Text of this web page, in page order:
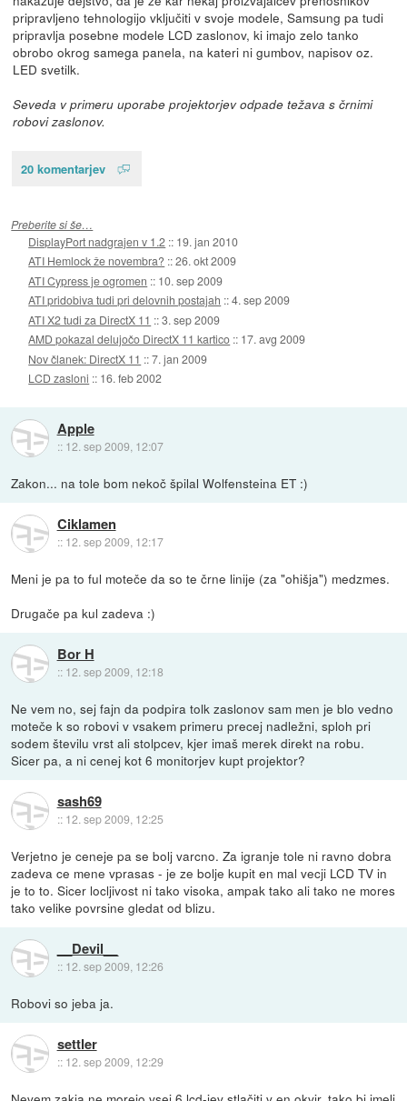
pripravljeno tehnologijo vključiti v svoje modele, Samsung pa tudi
pripravlja posebne modele LCD zaslonov, ki imajo zelo tanko
obrobo okrog samega panela, na kateri ni gumbov, napisov oz.
LED svetilk.
Seveda v primeru uporabe projektorjev odpade težava s črnimi
robovi zaslonov.
20 komentarjev
Preberite si še…
DisplayPort nadgrajen v 1.2 :: 19. jan 2010
ATI Hemlock že novembra? ::26. okt 2009
ATI Cypress je ogromen :: 10. sep 2009
ATI pridobiva tudi pri delovnih postajah ::4. sep 2009
ATI X2 tudi za DirectX 11 ::3. sep 2009
AMD pokazal delujočo DirectX 11 kartico :: 17. avg 2009
Nov članek: DirectX 11 ::7. jan 2009
LCD zasloni :: 16. feb 2002
Apple
:: 12. sep 2009, 12:07
Zakon... na tole bom nekoč špilal Wolfensteina ET :)
Ciklamen
:: 12. sep 2009, 12:17
Meni je pa to ful moteče da so te črne linije (za "ohišja") medzmes.
Drugače pa kul zadeva :)
Bor H
:: 12. sep 2009, 12:18
Ne vem no, sej fajn da podpira tolk zaslonov sam men je blo vedno
moteče k so robovi v vsakem primeru precej nadležni, sploh pri
sodem številu vrst ali stolpcev, kjer imaš merek direkt na robu.
Sicer pa, a ni cenej kot 6 monitorjev kupt projektor?
sash69
:: 12. sep 2009, 12:25
Verjetno je ceneje pa se bolj varcno. Za igranje tole ni ravno dobra
zadeva ce mene vprasas - je ze bolje kupit en mal vecji LCD TV in
je to to. Sicer locljivost ni tako visoka, ampak tako ali tako ne mores
tako velike povrsine gledat od blizu.
__Devil__
:: 12. sep 2009, 12:26
Robovi so jeba ja.
settler
:: 12. sep 2009, 12:29